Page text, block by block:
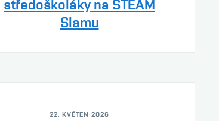
středoškoláky na STEAM
Slamu
22. KVĚTEN 2026